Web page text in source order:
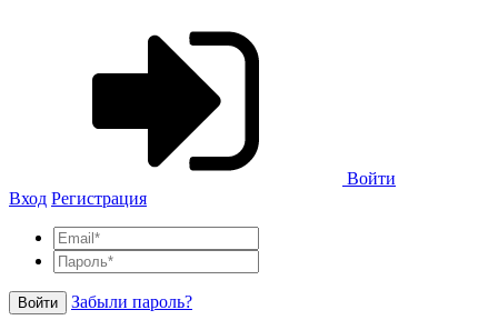
Войти
Вход Регистрация
Войти Забыли пароль?